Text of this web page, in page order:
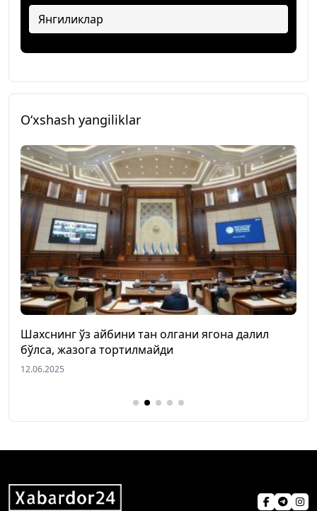
Янгиликлар
O‘xshash yangiliklar
Шахснинг ўз айбини тан олгани ягона далил
бўлса, жазога тортилмайди
12.06.2025